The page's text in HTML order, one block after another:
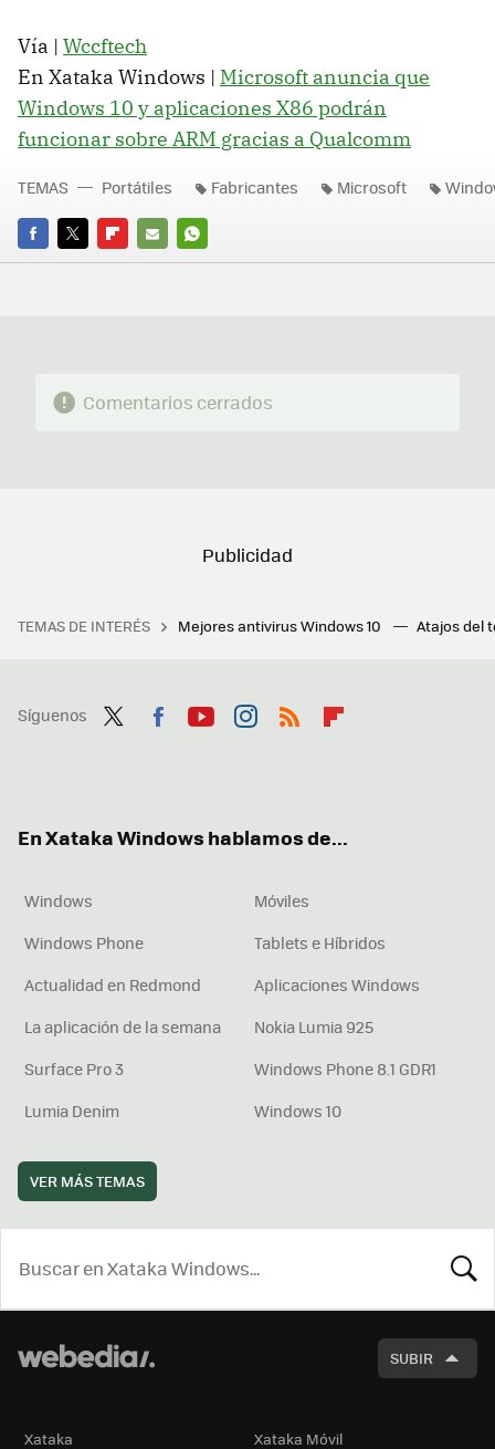
Vía | Wccftech
En Xataka Windows | Microsoft anuncia que
Windows 10 y aplicaciones X86 podrán
funcionar sobre ARM gracias a Qualcomm
FACEBOOK
TWITTERFLIPBOARD
E-
WHATSAPP
TEMAS Portátiles Fabricantes Microsoft
Comentarios cerrados
TEMAS DE INTERÉS Mejores antivirus Windows 10 Atajos del
Síguenos
En Xataka Windows hablamos de...
Windows
Móviles
Windows Phone
Tablets e Híbridos
Actualidad en Redmond
Aplicaciones Windows
La aplicación de la semana
Nokia Lumia 925
Surface Pro 3
Windows Phone 8.1 GDR1
Lumia Denim
Windows 10
VER MÁS TEMAS
SUBIR
Xataka Xataka Móvil